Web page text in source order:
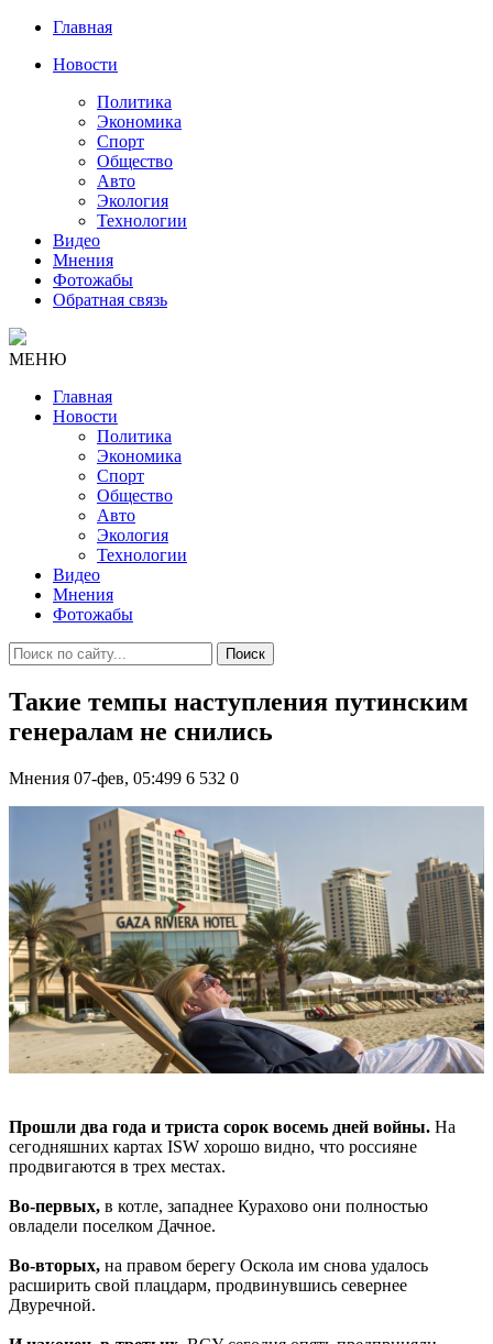
Главная
Новости
Политика
Экономика
Спорт
Общество
Авто
Экология
Технологии
Видео
Мнения
Фотожабы
Обратная связь
МЕНЮ
Главная
Новости
Политика
Экономика
Спорт
Общество
Авто
Экология
Технологии
Видео
Мнения
Фотожабы
Поиск
Такие темпы наступления путинским
генералам не снились
Мнения 07-фев, 05:499 6 532 0
Прошли два года и триста сорок восемь дней войны. На
сегодняшних картах ISW хорошо видно, что россияне
продвигаются в трех местах.
Во-первых, в котле, западнее Курахово они полностью
овладели поселком Дачное.
Во-вторых, на правом берегу Оскола им снова удалось
расширить свой плацдарм, продвинувшись севернее
Двуречной.